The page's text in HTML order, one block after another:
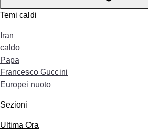
Temi caldi
Iran
caldo
Papa
Francesco Guccini
Europei nuoto
Sezioni
Ultima Ora